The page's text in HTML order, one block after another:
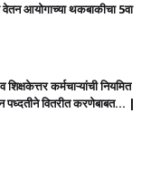
आयोगाच्या थकबाकीचा 5वा
कर्मचाऱ्यांची नियमित
वितरीत करणेबाबत... |